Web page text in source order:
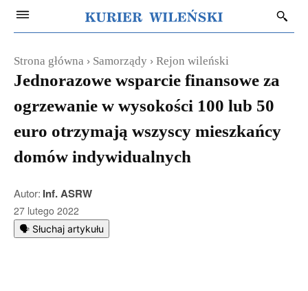
Strona główna Samorządy Rejon wileński
Jednorazowe wsparcie finansowe za
ogrzewanie w wysokości 100 lub 50
euro otrzymają wszyscy mieszkańcy
domów indywidualnych
Autor: Inf. ASRW
27 lutego 2022
🗣️ Słuchaj artykułu